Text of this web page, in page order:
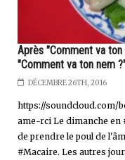
Après "Comment va ton
"Comment va ton nem
DÉCEMBRE 26TH, 2016
https://soundcloud.com/
ame-rci Le dimanche en
de prendre le poul de
#Macaire. Les autres